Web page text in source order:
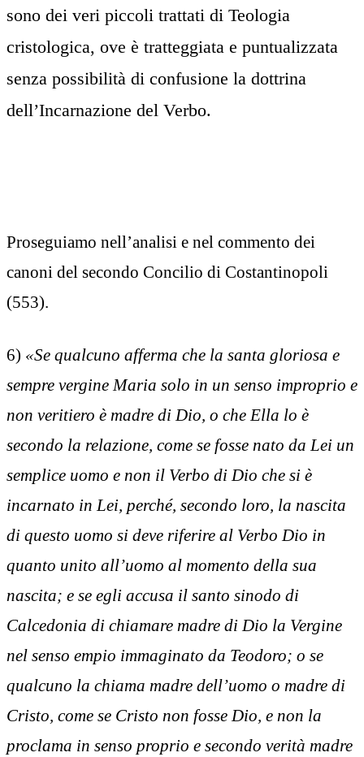
sono dei veri piccoli trattati di Teologia
cristologica, ove è tratteggiata e puntualizzata
senza possibilità di confusione la dottrina
dell’Incarnazione del Verbo.
Proseguiamo nell’analisi e nel commento dei
canoni del secondo Concilio di Costantinopoli
(553).
6) «Se qualcuno afferma che la santa gloriosa e
sempre vergine Maria solo in un senso improprio e
non veritiero è madre di Dio, o che Ella lo è
secondo la relazione, come se fosse nato da Lei un
semplice uomo e non il Verbo di Dio che si è
incarnato in Lei, perché, secondo loro, la nascita
di questo uomo si deve riferire al Verbo Dio in
quanto unito all’uomo al momento della sua
nascita; e se egli accusa il santo sinodo di
Calcedonia di chiamare madre di Dio la Vergine
nel senso empio immaginato da Teodoro; o se
qualcuno la chiama madre dell’uomo o madre di
Cristo, come se Cristo non fosse Dio, e non la
proclama in senso proprio e secondo verità madre